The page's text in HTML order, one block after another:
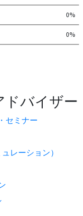
0%
0%
ドバイザー
セミナー
レーション）